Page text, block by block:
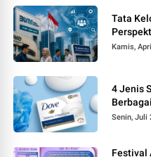
Tata
Kamis,
4 Jenis
Senin, Juli
Festival